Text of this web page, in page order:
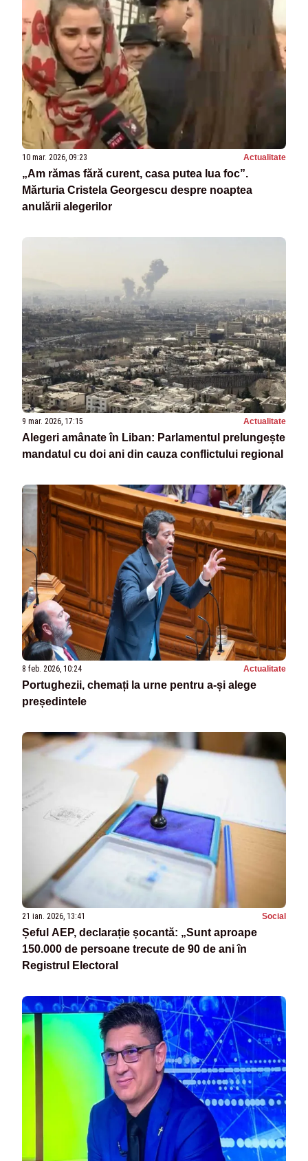
10 mar. 2026, 09:23 Actualitate
„Am rămas fără curent, casa putea lua foc”.
Mărturia Cristela Georgescu despre noaptea
anulării alegerilor
9 mar. 2026, 17:15 Actualitate
Alegeri amânate în Liban: Parlamentul prelungește
mandatul cu doi ani din cauza conflictului regional
8 feb. 2026, 10:24 Actualitate
Portughezii, chemați la urne pentru a-și alege
președintele
21 ian. 2026, 13:41 Social
Șeful AEP, declarație șocantă: „Sunt aproape
150.000 de persoane trecute de 90 de ani în
Registrul Electoral